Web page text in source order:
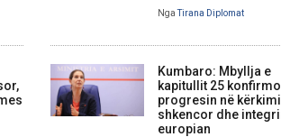
NgaTirana Diplomat
Kumbaro: Mbyllja e
kapitullit 25
progresin në
shkencor dhe
europian